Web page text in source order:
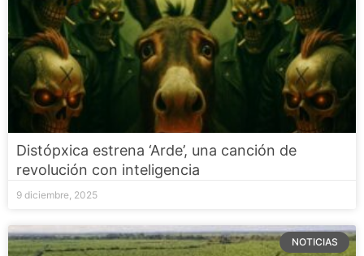
Distópxica estrena ‘Arde’, una canción de
revolución con inteligencia
9 diciembre, 2025
NOTICIAS